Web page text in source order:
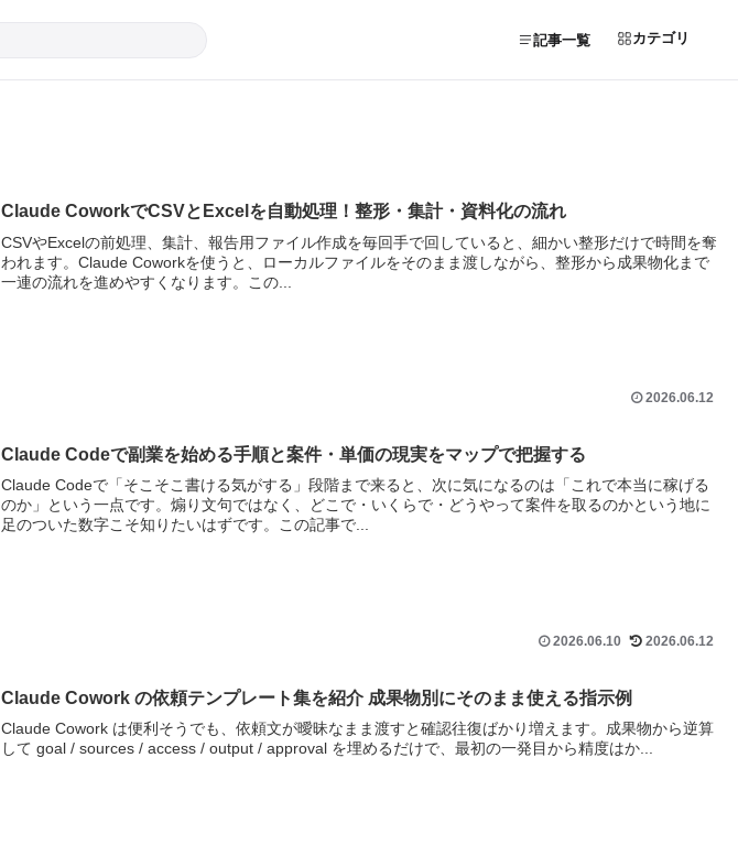
記事一覧 カテゴリ
Claude CoworkでCSVとExcelを自動処理！整形・集計・資料化の流れ
CSVやExcelの前処理、集計、報告用ファイル作成を毎回手で回していると、細かい整形だけで時間を奪
われます。Claude Coworkを使うと、ローカルファイルをそのまま渡しながら、整形から成果物化まで
一連の流れを進めやすくなります。この...
2026.06.12
Claude Codeで副業を始める手順と案件・単価の現実をマップで把握する
Claude Codeで「そこそこ書ける気がする」段階まで来ると、次に気になるのは「これで本当に稼げる
のか」という一点です。煽り文句ではなく、どこで・いくらで・どうやって案件を取るのかという地に
足のついた数字こそ知りたいはずです。この記事で...
2026.06.10 2026.06.12
Claude Cowork の依頼テンプレート集を紹介 成果物別にそのまま使える指示例
Claude Cowork は便利そうでも、依頼文が曖昧なまま渡すと確認往復ばかり増えます。成果物から逆算
して goal / sources / access / output / approval を埋めるだけで、最初の一発目から精度はか...